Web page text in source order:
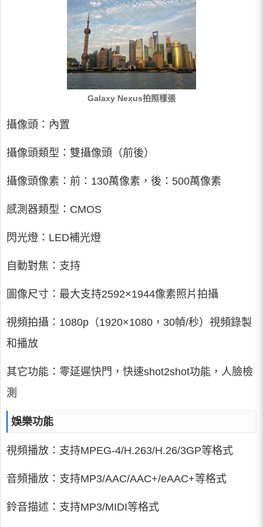
Galaxy Nexus拍照樣張
攝像頭：內置
攝像頭類型：雙攝像頭（前後）
攝像頭像素：前：130萬像素，後：500萬像素
感測器類型：CMOS
閃光燈：LED補光燈
自動對焦：支持
圖像尺寸：最大支持2592×1944像素照片拍攝
視頻拍攝：1080p（1920×1080，30幀/秒）視頻錄製
和播放
其它功能：零延遲快門，快速shot2shot功能，人臉檢
測
娛樂功能
視頻播放：支持MPEG-4/H.263/H.26/3GP等格式
音頻播放：支持MP3/AAC/AAC+/eAAC+等格式
鈴音描述：支持MP3/MIDI等格式